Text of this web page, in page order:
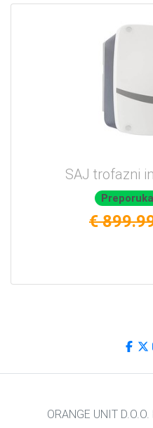
SAJ trofazni
Preporuka
€
ORANGE UNIT